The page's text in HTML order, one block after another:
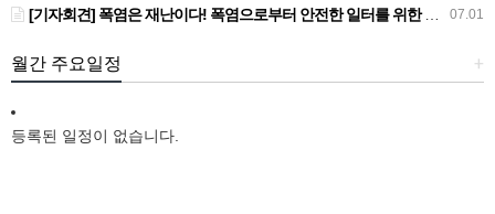
07.01
[기자회견] 폭염은 재난이다! 폭염으로부터 안전한 일터를 위한 민주노총 강원지역본부 폭염감시단 선포 기자회견
+
월간 주요일정
등록된 일정이 없습니다.